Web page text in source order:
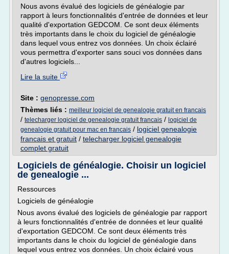
Nous avons évalué des logiciels de généalogie par
rapport à leurs fonctionnalités d'entrée de données et leur
qualité d'exportation GEDCOM. Ce sont deux éléments
très importants dans le choix du logiciel de généalogie
dans lequel vous entrez vos données. Un choix éclairé
vous permettra d'exporter sans souci vos données dans
d'autres logiciels...
Lire la suite
Site : genopresse.com
Thèmes liés : meilleur logiciel de genealogie gratuit en francais
/ telecharger logiciel de genealogie gratuit francais / logiciel de
genealogie gratuit pour mac en francais / logiciel genealogie
francais et gratuit / telecharger logiciel genealogie
complet gratuit
Logiciels de généalogie. Choisir un logiciel
de genealogie ...
Ressources
Logiciels de généalogie
Nous avons évalué des logiciels de généalogie par rapport
à leurs fonctionnalités d'entrée de données et leur qualité
d'exportation GEDCOM. Ce sont deux éléments très
importants dans le choix du logiciel de généalogie dans
lequel vous entrez vos données. Un choix éclairé vous